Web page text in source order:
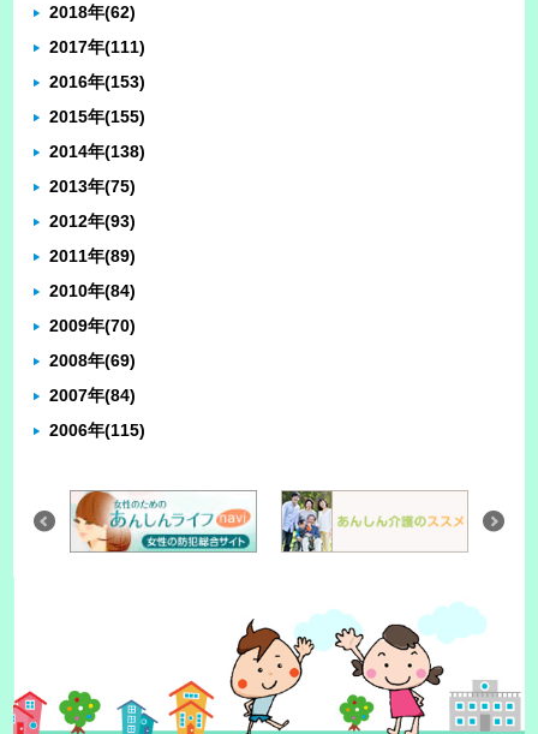
2018年(62)
2017年(111)
2016年(153)
2015年(155)
2014年(138)
2013年(75)
2012年(93)
2011年(89)
2010年(84)
2009年(70)
2008年(69)
2007年(84)
2006年(115)